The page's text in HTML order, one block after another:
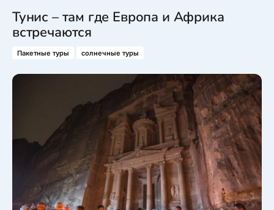
Тунис – там где Европа и Африка
встречаются
Пакетные туры солнечные туры